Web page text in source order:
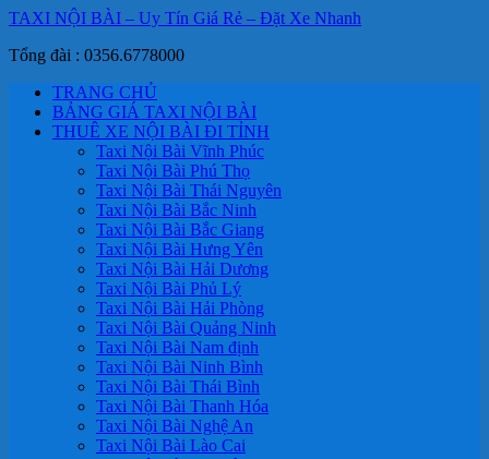
TAXI NỘI BÀI – Uy Tín Giá Rẻ – Đặt Xe Nhanh
Tổng đài : 0356.6778000
TRANG CHỦ
BẢNG GIÁ TAXI NỘI BÀI
THUÊ XE NỘI BÀI ĐI TỈNH
Taxi Nội Bài Vĩnh Phúc
Taxi Nội Bài Phú Thọ
Taxi Nội Bài Thái Nguyên
Taxi Nội Bài Bắc Ninh
Taxi Nội Bài Bắc Giang
Taxi Nội Bài Hưng Yên
Taxi Nội Bài Hải Dương
Taxi Nội Bài Phủ Lý
Taxi Nội Bài Hải Phòng
Taxi Nội Bài Quảng Ninh
Taxi Nội Bài Nam định
Taxi Nội Bài Ninh Bình
Taxi Nội Bài Thái Bình
Taxi Nội Bài Thanh Hóa
Taxi Nội Bài Nghệ An
Taxi Nội Bài Lào Cai